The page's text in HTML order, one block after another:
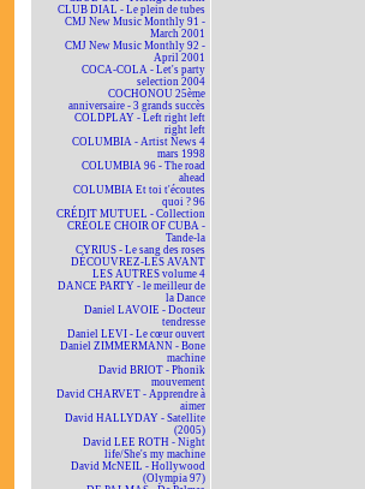
CLUB DIAL - Le plein de tubes
CMJ New Music Monthly 91 -
March 2001
CMJ New Music Monthly 92 -
April 2001
COCA-COLA - Let's party
selection 2004
COCHONOU 25ème
anniversaire - 3 grands succès
COLDPLAY - Left right left
right left
COLUMBIA - Artist News 4
mars 1998
COLUMBIA 96 - The road
ahead
COLUMBIA Et toi t'écoutes
quoi ? 96
CRÉDIT MUTUEL - Collection
CRÉOLE CHOIR OF CUBA -
Tande-la
CYRIUS - Le sang des roses
DÉCOUVREZ-LES AVANT
LES AUTRES volume 4
DANCE PARTY - le meilleur de
la Dance
Daniel LAVOIE - Docteur
tendresse
Daniel LEVI - Le cœur ouvert
Daniel ZIMMERMANN - Bone
machine
David BRIOT - Phonik
mouvement
David CHARVET - Apprendre à
aimer
David HALLYDAY - Satellite
(2005)
David LEE ROTH - Night
life/She's my machine
David McNEIL - Hollywood
(Olympia 97)